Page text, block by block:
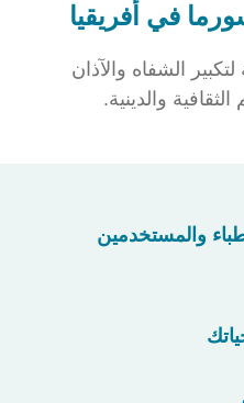
في أفريقيا
الشفاه والآذان
والدينية.
والمستخدمين